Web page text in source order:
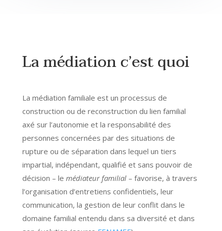
La médiation c’est quoi
La médiation familiale est un processus de
construction ou de reconstruction du lien familial
axé sur l’autonomie et la responsabilité des
personnes concernées par des situations de
rupture ou de séparation dans lequel un tiers
impartial, indépendant, qualifié et sans pouvoir de
décision – le médiateur familial – favorise, à travers
l’organisation d’entretiens confidentiels, leur
communication, la gestion de leur conflit dans le
domaine familial entendu dans sa diversité et dans